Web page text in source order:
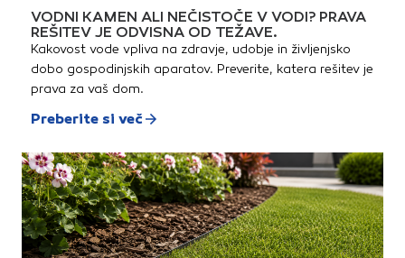
VODNI KAMEN ALI NEČISTOČE V VODI? PRAVA
REŠITEV JE ODVISNA OD TEŽAVE.
Kakovost vode vpliva na zdravje, udobje in življenjsko
dobo gospodinjskih aparatov. Preverite, katera rešitev je
prava za vaš dom.
Preberite si več